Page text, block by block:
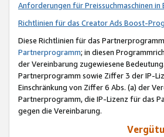
Anforderungen für Preissuchmaschinen
Richtlinien für das Creator Ads Boost-
Diese Richtlinien für das
Partnerprogramm; in diesen
der Vereinbarung zugewiesene
Partnerprogramm sowie Ziffer 3 der IP-
Einschränkung von Ziffer 6 Abs. (a) der
Partnerprogramm, die IP-Lizenz für das
gegen die Vereinbarung.